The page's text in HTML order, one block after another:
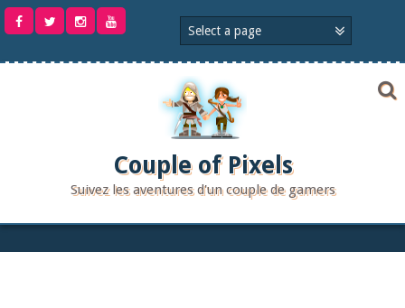
Aller
Couple of Pixels
Suivez les aventures d'un couple de gamers